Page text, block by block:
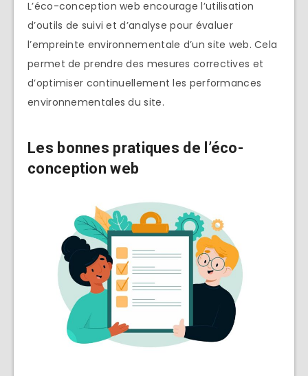
L’éco-conception web encourage l’utilisation
d’outils de suivi et d’analyse pour évaluer
l’empreinte environnementale d’un site web. Cela
permet de prendre des mesures correctives et
d’optimiser continuellement les performances
environnementales du site.
Les bonnes pratiques de l’éco-
conception web